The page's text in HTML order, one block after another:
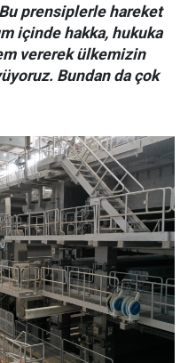
prensiplerle hareket
içinde hakka, hukuka
vererek ülkemizin
Bundan da çok